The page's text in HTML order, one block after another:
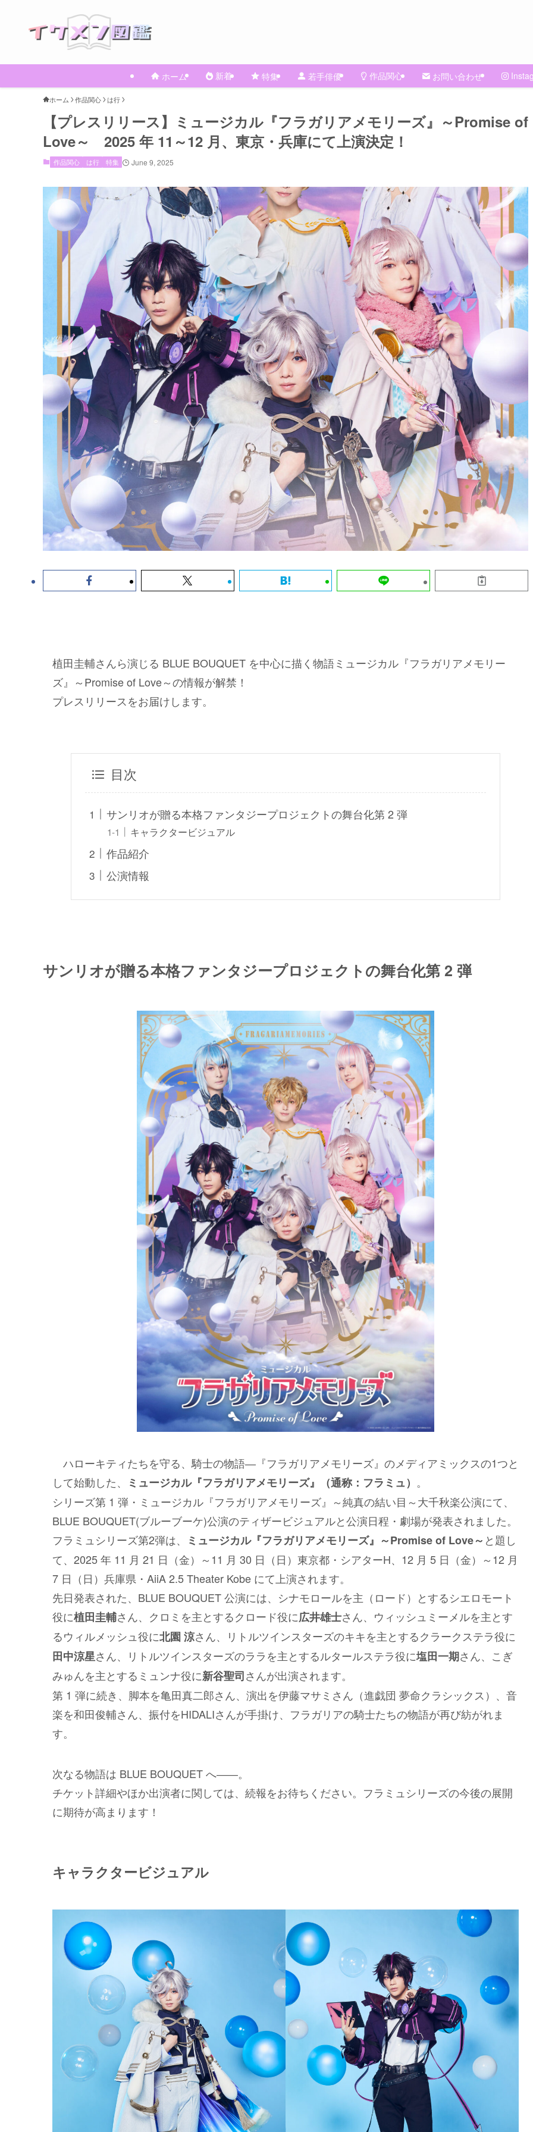
ホーム 新着 特集 若手俳優 作品関心 お問い合わせ
ホーム 作品関心 は行
【プレスリリース】ミュージカル『フラガリアメモリーズ』～Promise of
Love～ 2025 年 11～12 月、東京・兵庫にて上演決定！
作品関心 は行 特集 June 9, 2025
植田圭輔さんら演じる BLUE BOUQUET を中心に描く物語ミュージカル『フラガリアメモリー
ズ』～Promise of Love～の情報が解禁！
プレスリリースをお届けします。
目次
サンリオが贈る本格ファンタジープロジェクトの舞台化第 2 弾
キャラクタービジュアル
作品紹介
公演情報
サンリオが贈る本格ファンタジープロジェクトの舞台化第 2 弾
ハローキティたちを守る、騎士の物語―『フラガリアメモリーズ』のメディアミックスの1つと
して始動した、
ミュージカル『フラガリアメモリーズ』（通称：フラミュ） 。
シリーズ第 1 弾・ミュージカル『フラガリアメモリーズ』～純真の結い目～大千秋楽公演にて、
BLUE BOUQUET(ブルーブーケ)公演のティザービジュアルと公演日程・劇場が発表されました。
フラミュシリーズ第2弾は、
ミュージカル『フラガリアメモリーズ』～Promise of Love～ と題し
て、2025 年 11 月 21 日（金）～11 月 30 日（日）東京都・シアターH、12 月 5 日（金）～12 月
7 日（日）兵庫県・AiiA 2.5 Theater Kobe にて上演されます。
先日発表された、BLUE BOUQUET 公演には、シナモロールを主（ロード）とするシエロモート
役に植田圭輔さん、クロミを主とするクロード役に広井雄士さん、ウィッシュミーメルを主とす
るウィルメッシュ役に北園 涼さん、リトルツインスターズのキキを主とするクラークステラ役に
田中涼星さん、リトルツインスターズのララを主とするルタールステラ役に塩田一期さん、こぎ
みゅんを主とするミュンナ役に新谷聖司さんが出演されます。
第 1 弾に続き、脚本を亀田真二郎さん、演出を伊藤マサミさん（進戯団 夢命クラシックス）、音
楽を和田俊輔さん、振付をHIDALIさんが手掛け、フラガリアの騎士たちの物語が再び紡がれま
す。
次なる物語は BLUE BOUQUET へ――。
チケット詳細やほか出演者に関しては、続報をお待ちください。フラミュシリーズの今後の展開
に期待が高まります！
キャラクタービジュアル